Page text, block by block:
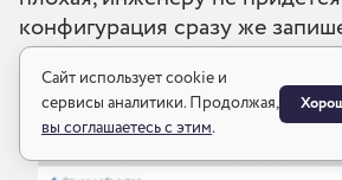
конфигурация сразу же
а облако проконтролирует,
конфигурация попадёт на
Сайт использует cookie и
сервисы аналитики. Продолжая,
вы соглашаетесь с этим.